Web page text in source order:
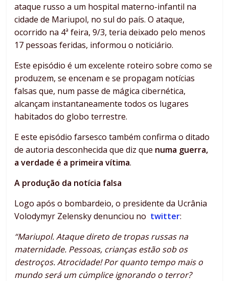
ataque russo a um hospital materno-infantil na
cidade de Mariupol, no sul do país. O ataque,
ocorrido na 4ª feira, 9/3, teria deixado pelo menos
17 pessoas feridas, informou o noticiário.
Este episódio é um excelente roteiro sobre como se
produzem, se encenam e se propagam notícias
falsas que, num passe de mágica cibernética,
alcançam instantaneamente todos os lugares
habitados do globo terrestre.
E este episódio farsesco também confirma o ditado
de autoria desconhecida que diz que numa guerra,
a verdade é a primeira vítima.
A produção da notícia falsa
Logo após o bombardeio, o presidente da Ucrânia
Volodymyr Zelensky denunciou no twitter:
“Mariupol. Ataque direto de tropas russas na
maternidade. Pessoas, crianças estão sob os
destroços. Atrocidade! Por quanto tempo mais o
mundo será um cúmplice ignorando o terror?